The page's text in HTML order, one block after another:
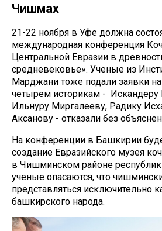
Чишмах
21-22 ноября в Уфе должна
международная конференция
Центральной Евразии в
средневековье». Ученые из
Марджани тоже подали заявки на
четырем историкам - Искандеру
Ильнуру Миргалееву, Радику
Аксанову - отказали без
На конференции в Башкирии
создание Евразийского музея
в Чишминском районе
ученые опасаются, что
представляться исключительно
башкирского народа.